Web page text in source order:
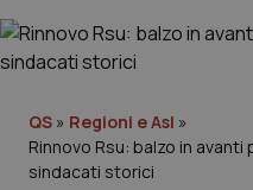
Governo e
QS » Regioni e Asl »
Rinnovo Rsu: balzo in
sindacati storici